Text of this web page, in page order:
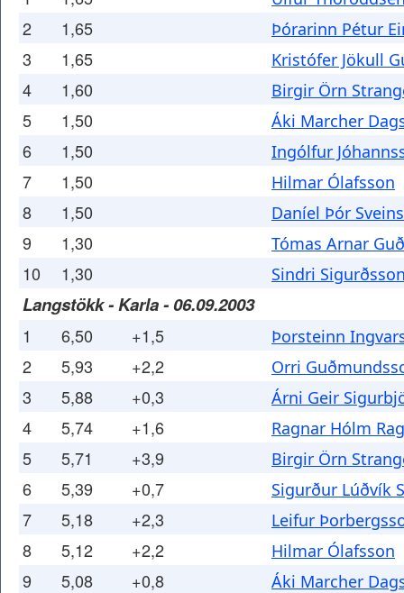
2 1,65 Þórarinn Pétur
3 1,65 Kristófer Jökull
4 1,60 Birgir Örn
5 1,50 Áki Marcher
6 1,50 Ingólfur
7 1,50 Hilmar Ólafsson
8 1,50 Daníel Þór
9 1,30 Tómas Arnar
10 1,30 Sindri
Langstökk - Karla - 06.09.2003
1 6,50 +1,5 Þorsteinn
2 5,93 +2,2 Orri
3 5,88 +0,3 Árni Geir
4 5,74 +1,6 Ragnar Hólm
5 5,71 +3,9 Birgir Örn
6 5,39 +0,7 Sigurður Lúðvík
7 5,18 +2,3 Leifur
8 5,12 +2,2 Hilmar Ólafsson
9 5,08 +0,8 Áki Marcher